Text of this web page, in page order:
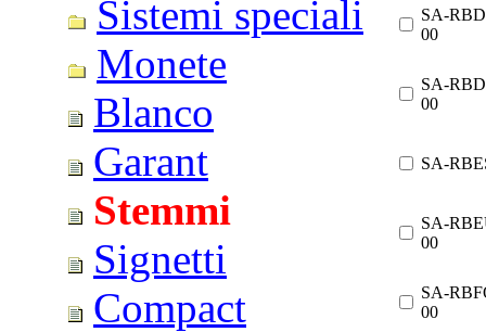
Sistemi speciali
Monete
Blanco
Garant
Stemmi
Signetti
Compact
SA-
00
SA-
00
SA-
SA-
00
SA-
00